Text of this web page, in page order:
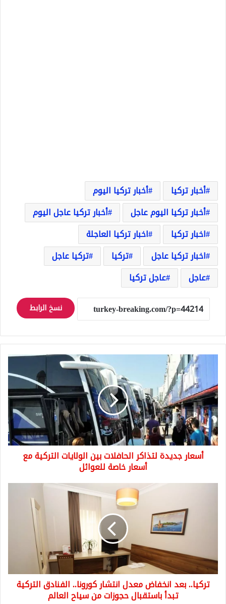
أخبار تركيا
أخبار تركيا اليوم
أخبار تركيا اليوم عاجل
أخبار تركيا عاجل اليوم
اخبار تركيا
اخبار تركيا العاجلة
اخبار تركيا عاجل
تركيا
تركيا عاجل
عاجل
عاجل تركيا
نسخ الرابط
لتذاكر
الحافلات
بين
الولايات
التركية
مع
أسعار
خاصةأسعار جديدة لتذاكر الحافلات بين الولايات التركية مع
أسعار خاصة للعوائل
التركية
تبدأ
باستقبال
حجوزات
تركيا.. بعد انخفاض معدل انتشار كورونا.. الفنادق التركية
تبدأ باستقبال حجوزات من سياح العالم